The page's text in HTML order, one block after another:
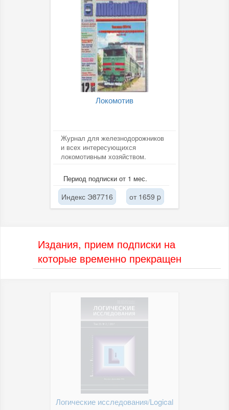
Локомотив
Журнал для железнодорожников
и всех интересующихся
локомотивным хозяйством.
Период подписки от 1 мес.
Индекс Э87716 от 1659 p
Издания, прием подписки на
которые временно прекращен
Логические исследования/Logical